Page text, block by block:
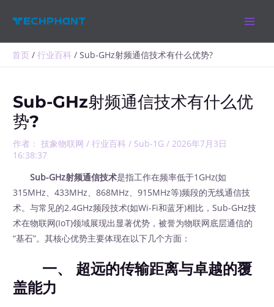
首页 行业百科 Sub-GHz射频通信技术有什么优势?
Sub-GHz射频通信技术有什么优
势?
作者： 技象物联网/行业百科 / Sub-1G /2026年7月3日
16:38:37
Sub-GHz射频通信技术是指工作在频率低于1GHz(如
315MHz、433MHz、868MHz、915MHz等)频段的无线通信技
术。与常见的2.4GHz频段技术(如Wi-Fi和蓝牙)相比，Sub-GHz技
术在物联网(IoT)领域展现出显著优势，被誉为物联网底层通信的
“基石”。其核心优势主要体现在以下几个方面：
一、 超远的传输距离与卓越的覆
盖能力